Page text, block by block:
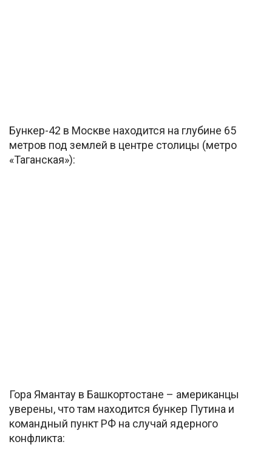
Бункер-42 в Москве находится на глубине 65
метров под землей в центре столицы (метро
«Таганская»):
Гора Ямантау в Башкортостане – американцы
уверены, что там находится бункер Путина и
командный пункт РФ на случай ядерного
конфликта: